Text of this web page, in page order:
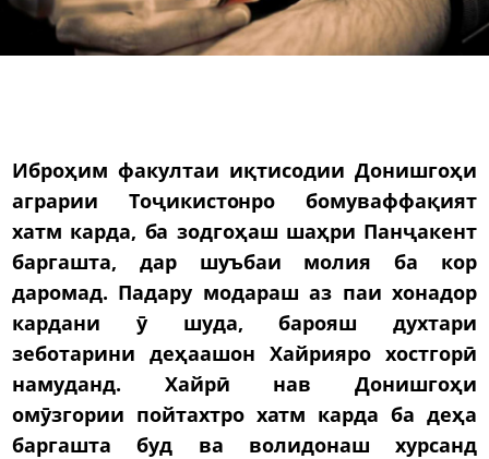
Иброҳим факултаи иқтисодии Донишгоҳи
аграрии Тоҷикистонро бомуваффақият
хатм карда, ба зодгоҳаш шаҳри Панҷакент
баргашта, дар шуъбаи молия ба кор
даромад. Падару модараш аз паи хонадор
кардани ӯ шуда, барояш духтари
зеботарини деҳаашон Хайрияро хостгорӣ
намуданд. Хайрӣ нав Донишгоҳи
омӯзгории пойтахтро хатм карда ба деҳа
баргашта буд ва волидонаш хурсанд